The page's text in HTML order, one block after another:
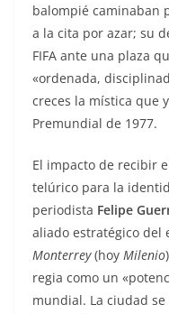
balompié caminaban
a la cita por azar; su
FIFA ante una plaza
«ordenada,
creces la mística que
Premundial de 1977.
El impacto de recibir
telúrico para la
periodista Felipe
aliado estratégico del
Monterrey(hoy Milenio
regia como un
mundial. La ciudad